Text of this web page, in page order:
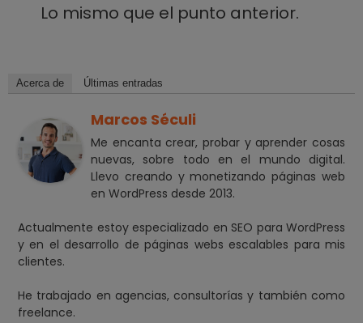
Lo mismo que el punto anterior.
Acerca de Últimas entradas
Marcos Séculi
Me encanta crear, probar y aprender cosas
nuevas, sobre todo en el mundo digital.
Llevo creando y monetizando páginas web
en WordPress desde 2013.
Actualmente estoy especializado en SEO para WordPress
y en el desarrollo de páginas webs escalables para mis
clientes.
He trabajado en agencias, consultorías y también como
freelance.